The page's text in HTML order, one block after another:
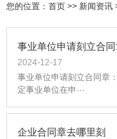
您的位置： 首页>> 新闻资讯
事业单位申请刻立合
2024-12-17
事业单位申请刻立合同章
定事业单位在申···
企业合同章去哪里刻